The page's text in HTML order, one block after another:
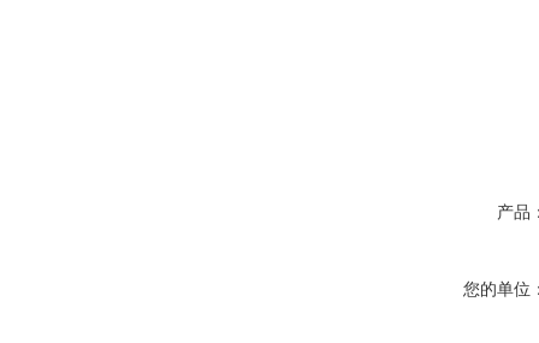
产品
您的单位